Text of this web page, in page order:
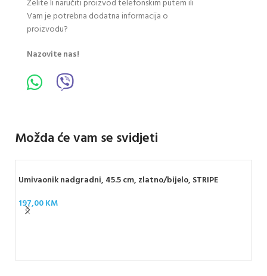
Želite li naručiti proizvod telefonskim putem ili
Vam je potrebna dodatna informacija o
proizvodu?
Nazovite nas!
Možda će vam se svidjeti
Umivaonik nadgradni, 45.5 cm, zlatno/bijelo, STRIPE
197,00KM